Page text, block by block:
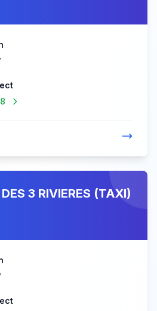
3 RIVIERES (TAXI)